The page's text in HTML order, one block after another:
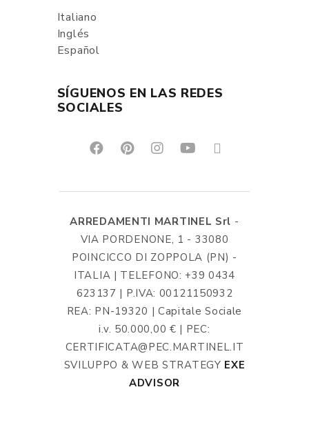
Italiano
Inglés
Español
SÍGUENOS EN LAS REDES
SOCIALES
ARREDAMENTI MARTINEL Srl -
VIA PORDENONE, 1 - 33080
POINCICCO DI ZOPPOLA (PN) -
ITALIA | TELEFONO: +39 0434
623137 | P.IVA: 00121150932
REA: PN-19320 | Capitale Sociale
i.v. 50.000,00 € | PEC:
CERTIFICATA@PEC.MARTINEL.IT
SVILUPPO & WEB STRATEGY EXE
ADVISOR